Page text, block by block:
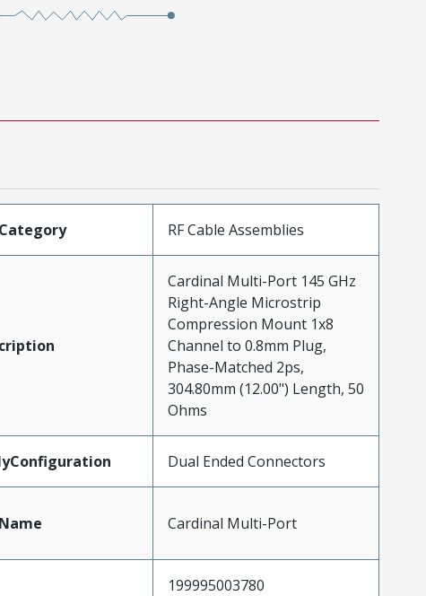
RF Cable Assemblies
Cardinal Multi-Port 145 GHz
Right-Angle Microstrip
Compression Mount 1x8
Channel to 0.8mm Plug,
Phase-Matched 2ps,
304.80mm (12.00") Length, 50
Ohms
Dual Ended Connectors
Cardinal Multi-Port
199995003780